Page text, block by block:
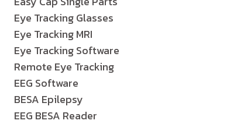
Eye Tracking Glasses
Eye Tracking MRI
Eye Tracking Software
Remote Eye Tracking
EEG Software
BESA Epilepsy
EEG BESA Reader